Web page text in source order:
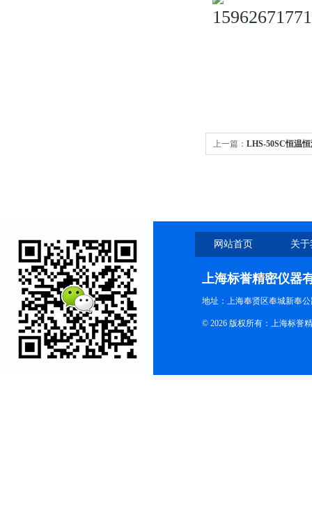
上一篇： LHS-50SC恒温
网站首页 关
上海标誉精密仪器
地址：上海奉贤区奉城新奉公
© 2026 版权所有：上海标誉